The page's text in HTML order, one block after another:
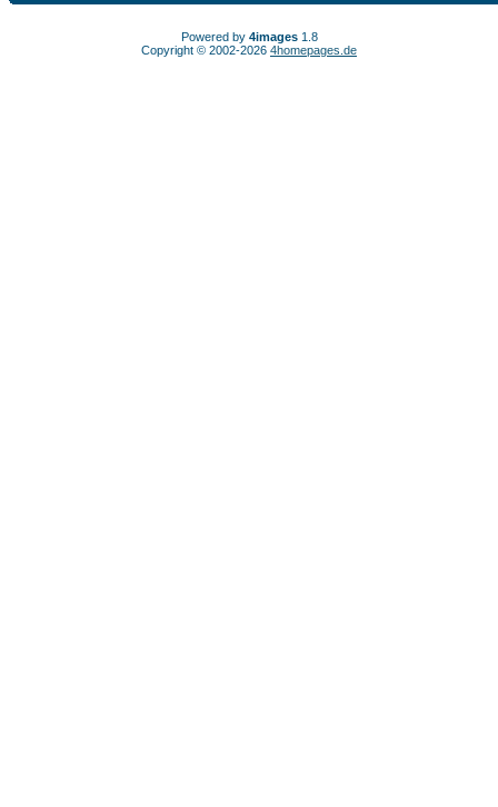
Powered by 4images1.8
Copyright © 2002-2026 4homepages.de